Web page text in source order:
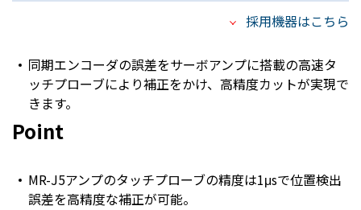
採用機器はこちら
同期エンコーダの誤差をサーボアンプに搭載の高速タ
ッチプローブにより補正をかけ、高精度カットが実現で
きます。
Point
MR-J5アンプのタッチプローブの精度は1μsで位置検出
誤差を高精度な補正が可能。